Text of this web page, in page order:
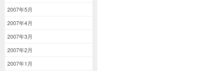
2007年5月
2007年4月
2007年3月
2007年2月
2007年1月